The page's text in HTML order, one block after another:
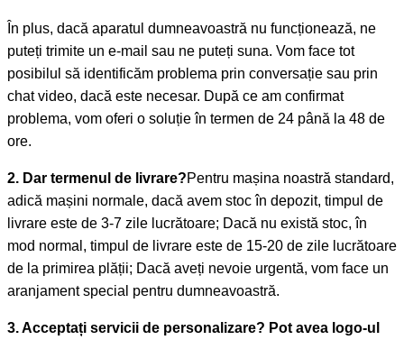
În plus, dacă aparatul dumneavoastră nu funcționează, ne
puteți trimite un e-mail sau ne puteți suna. Vom face tot
posibilul să identificăm problema prin conversație sau prin
chat video, dacă este necesar. După ce am confirmat
problema, vom oferi o soluție în termen de 24 până la 48 de
ore.
2. Dar termenul de livrare?Pentru mașina noastră standard,
adică mașini normale, dacă avem stoc în depozit, timpul de
livrare este de 3-7 zile lucrătoare; Dacă nu există stoc, în
mod normal, timpul de livrare este de 15-20 de zile lucrătoare
de la primirea plății; Dacă aveți nevoie urgentă, vom face un
aranjament special pentru dumneavoastră.
3. Acceptați servicii de personalizare? Pot avea logo-ul